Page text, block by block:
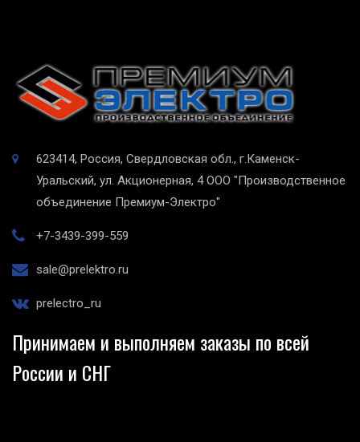
623414, Россия, Свердловская обл., г.Каменск-
Уральский, ул. Акционерная, 4 ООО "Производственное
объединение Премиум-Электро"
+7-3439-399-559
sale@prelektro.ru
prelectro_ru
Принимаем и выполняем заказы по всей
России и СНГ